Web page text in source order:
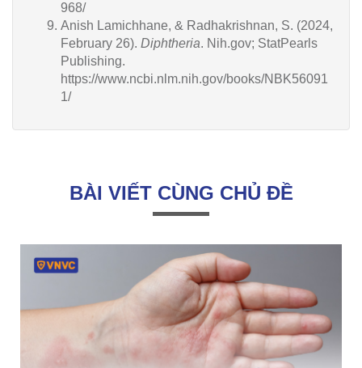
968/
Anish Lamichhane, & Radhakrishnan, S. (2024,
February 26). Diphtheria. Nih.gov; StatPearls
Publishing.
https://www.ncbi.nlm.nih.gov/books/NBK56091
1/
BÀI VIẾT CÙNG CHỦ ĐỀ